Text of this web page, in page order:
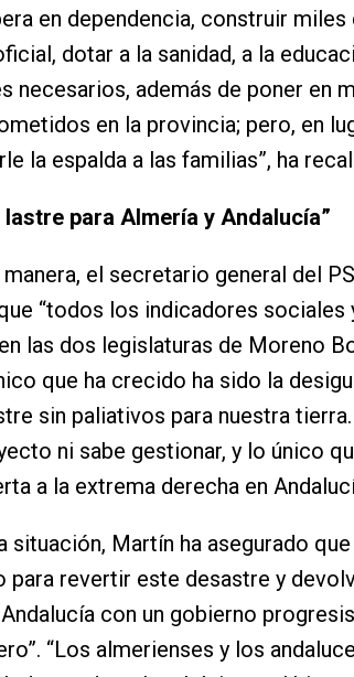
en dependencia, construir miles
dotar a la sanidad, a la
necesarios, además de poner en
en la provincia; pero, en
la espalda a las familias”, ha
lastre para Almería y Andalucía”
el secretario general del
“todos los indicadores sociales
las dos legislaturas de Moreno
que ha crecido ha sido la
sin paliativos para nuestra
ni sabe gestionar, y lo único
a la extrema derecha en
situación, Martín ha asegurado que
para revertir este desastre y
con un gobierno
“Los almerienses y los